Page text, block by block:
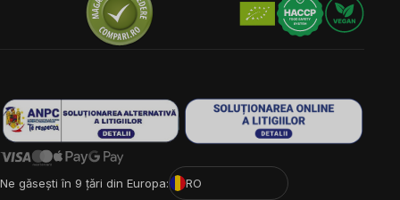
Ne găsești în 9 țări din Europa:
RO